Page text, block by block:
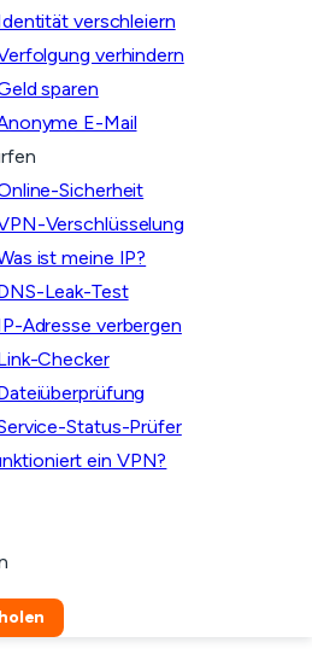
verschleiern
verhindern
sparen
E-Mail
Sicherheit
Verschlüsselung
ist meine IP?
Leak-Test
Adresse verbergen
Checker
Status-Prüfer
ein VPN?